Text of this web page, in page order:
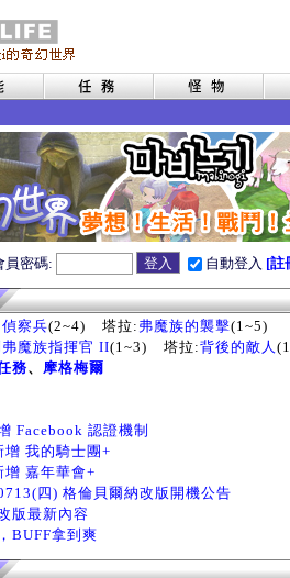
員密碼: 自動登入 [註
察兵(2~4) 塔拉: 弗魔族的襲擊(1~5)
魔族指揮官 II(1~3) 塔拉:背後的敵人
務、 摩格梅爾
Facebook 認證機制
增 我的騎士團+
增 嘉年華會+
四) 格倫貝爾納改版開機公告
版最新內容
BUFF拿到爽